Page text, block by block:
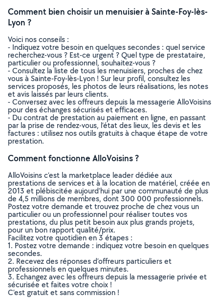
Comment bien choisir un menuisier à Sainte-Foy-lès-
Lyon ?
Voici nos conseils :
- Indiquez votre besoin en quelques secondes : quel service
recherchez-vous ? Est-ce urgent ? Quel type de prestataire,
particulier ou professionnel, souhaitez-vous ?
- Consultez la liste de tous les menuisiers, proches de chez
vous à Sainte-Foy-lès-Lyon ! Sur leur profil, consultez les
services proposés, les photos de leurs réalisations, les notes
et avis laissés par leurs clients.
- Conversez avec les offreurs depuis la messagerie AlloVoisins
pour des échanges sécurisés et efficaces.
- Du contrat de prestation au paiement en ligne, en passant
par la prise de rendez-vous, l’état des lieux, les devis et les
factures : utilisez nos outils gratuits à chaque étape de votre
prestation.
Comment fonctionne AlloVoisins ?
AlloVoisins c’est la marketplace leader dédiée aux
prestations de services et à la location de matériel, créée en
2013 et plébiscitée aujourd’hui par une communauté de plus
de 4,5 millions de membres, dont 300 000 professionnels.
Postez votre demande et trouvez proche de chez vous un
particulier ou un professionnel pour réaliser toutes vos
prestations, du plus petit besoin aux plus grands projets,
pour un bon rapport qualité/prix.
Facilitez votre quotidien en 3 étapes :
1. Postez votre demande : indiquez votre besoin en quelques
secondes.
2. Recevez des réponses d’offreurs particuliers et
professionnels en quelques minutes.
3. Echangez avec les offreurs depuis la messagerie privée et
sécurisée et faites votre choix !
C’est gratuit et sans commission !